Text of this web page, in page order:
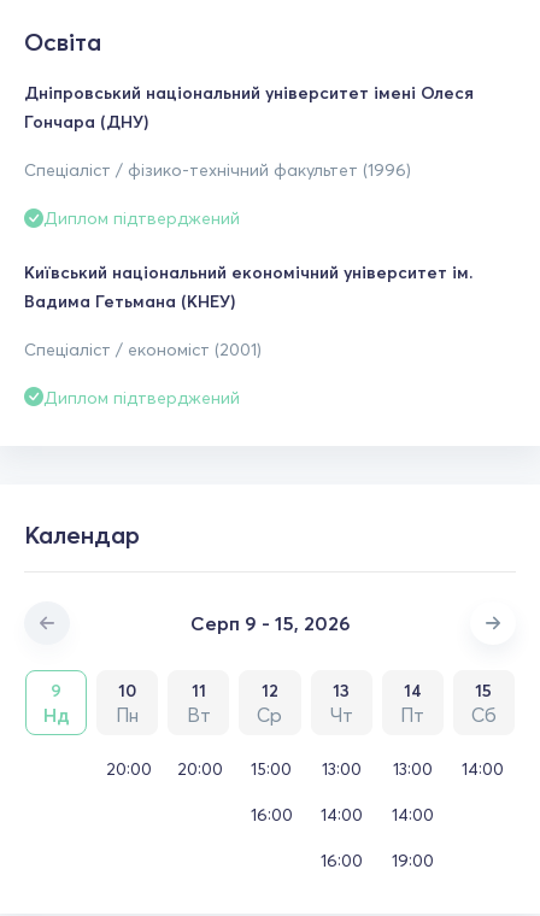
Освіта
Дніпровський національний університет імені Олеся
Гончара (ДНУ)
Спеціаліст / фізико-технічний факультет (1996)
Диплом підтверджений
Київський національний економічний університет ім.
Вадима Гетьмана (КНЕУ)
Спеціаліст / економіст (2001)
Диплом підтверджений
Календар
Серп 9 - 15, 2026
9
Нд
10
Пн
11
Вт
12
Ср
13
Чт
14
Пт
15
Сб
20:00 20:00 15:00
16:00
13:00
14:00
16:00
13:00
14:00
19:00
14:00